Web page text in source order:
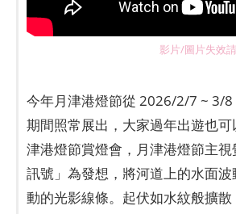
影片/圖片失效
今年月津港燈節從 2026/2/7 ~ 3/
期間照常展出，大家過年出遊也可
津港燈節賞燈會，月津港燈節主
訊號」為發想，將河道上的水面
動的光影線條。起伏如水紋般擴